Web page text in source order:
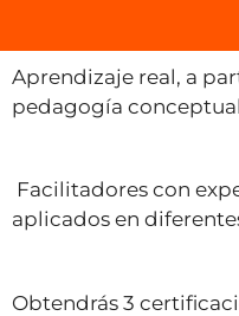
Aprendizaje real, a
pedagogía
Facilitadores con
aplicados en
Obtendrás 3